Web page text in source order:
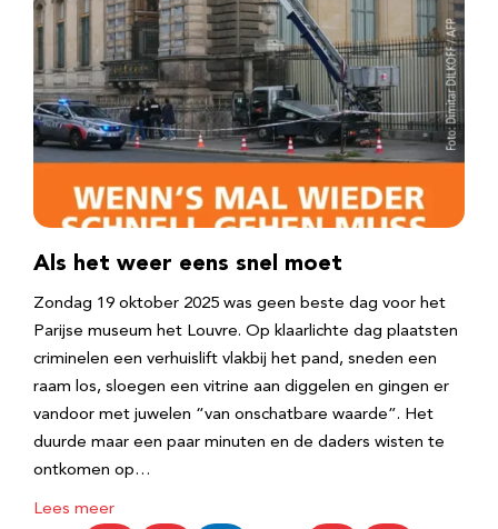
Als het weer eens snel moet
Zondag 19 oktober 2025 was geen beste dag voor het
Parijse museum het Louvre. Op klaarlichte dag plaatsten
criminelen een verhuislift vlakbij het pand, sneden een
raam los, sloegen een vitrine aan diggelen en gingen er
vandoor met juwelen “van onschatbare waarde”. Het
duurde maar een paar minuten en de daders wisten te
ontkomen op…
Lees meer